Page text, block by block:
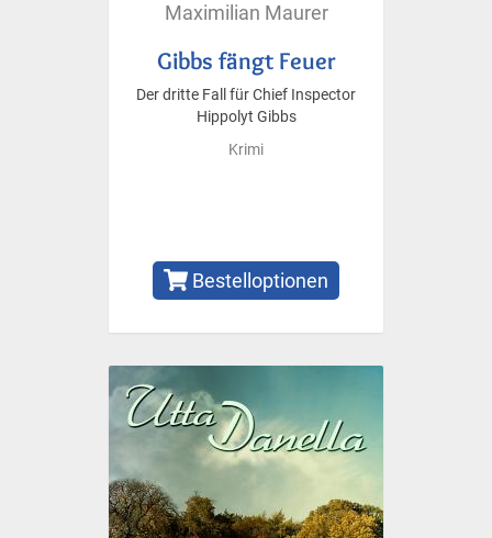
Maximilian Maurer
Gibbs fängt Feuer
Der dritte Fall für Chief Inspector
Hippolyt Gibbs
Krimi
Bestelloptionen